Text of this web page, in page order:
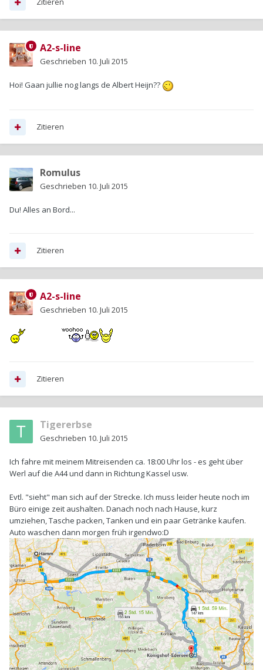
A2-s-line
Geschrieben 10. Juli 2015
Hoi! Gaan jullie nog langs de Albert Heijn??
Zitieren
Romulus
Geschrieben 10. Juli 2015
Du! Alles an Bord...
Zitieren
A2-s-line
Geschrieben 10. Juli 2015
Zitieren
Tigererbse
Geschrieben 10. Juli 2015
Ich fahre mit meinem Mitreisenden ca. 18:00 Uhr los - es geht über
Werl auf die A44 und dann in Richtung Kassel usw.
Evtl. "sieht" man sich auf der Strecke. Ich muss leider heute noch im
Büro einige zeit aushalten. Danach noch nach Hause, kurz
umziehen, Tasche packen, Tanken und ein paar Getränke kaufen.
Auto waschen dann morgen früh irgendwo:D